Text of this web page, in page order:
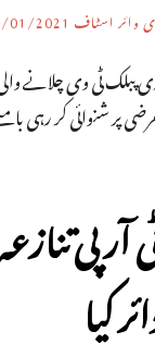
وائر اسٹاف 01/2021
پبلک ٹی وی چلانے
پر شنوائی کر رہی
آر پی
کیا